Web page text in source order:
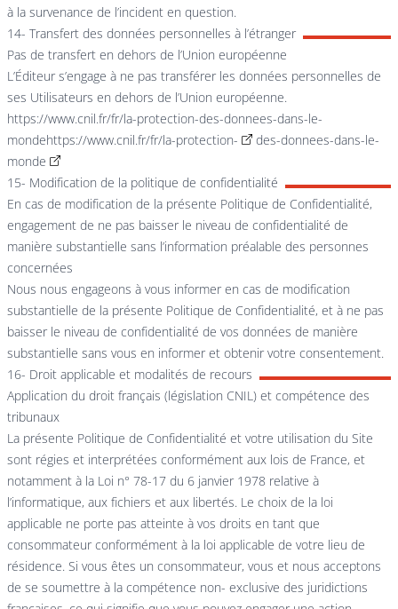
à la survenance de l’incident en question.
14- Transfert des données personnelles à l’étranger
Pas de transfert en dehors de l’Union européenne
L’Éditeur s’engage à ne pas transférer les données personnelles de
ses Utilisateurs en dehors de l’Union européenne.
https://www.cnil.fr/fr/la-protection-des-donnees-dans-le-
mondehttps://www.cnil.fr/fr/la-protection-
des-donnees-dans-le-
monde
15- Modification de la politique de confidentialité
En cas de modification de la présente Politique de Confidentialité,
engagement de ne pas baisser le niveau de confidentialité de
manière substantielle sans l’information préalable des personnes
concernées
Nous nous engageons à vous informer en cas de modification
substantielle de la présente Politique de Confidentialité, et à ne pas
baisser le niveau de confidentialité de vos données de manière
substantielle sans vous en informer et obtenir votre consentement.
16- Droit applicable et modalités de recours
Application du droit français (législation CNIL) et compétence des
tribunaux
La présente Politique de Confidentialité et votre utilisation du Site
sont régies et interprétées conformément aux lois de France, et
notamment à la Loi n° 78-17 du 6 janvier 1978 relative à
l’informatique, aux fichiers et aux libertés. Le choix de la loi
applicable ne porte pas atteinte à vos droits en tant que
consommateur conformément à la loi applicable de votre lieu de
résidence. Si vous êtes un consommateur, vous et nous acceptons
de se soumettre à la compétence non- exclusive des juridictions